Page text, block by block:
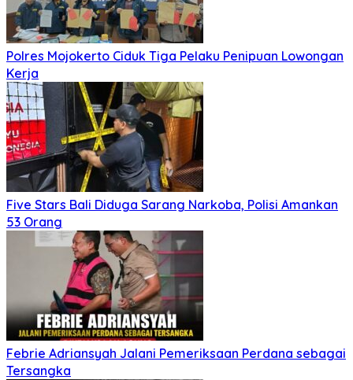
Polres Mojokerto Ciduk Tiga Pelaku Penipuan Lowongan
Kerja
Five Stars Bali Diduga Sarang Narkoba, Polisi Amankan
53 Orang
Febrie Adriansyah Jalani Pemeriksaan Perdana sebagai
Tersangka